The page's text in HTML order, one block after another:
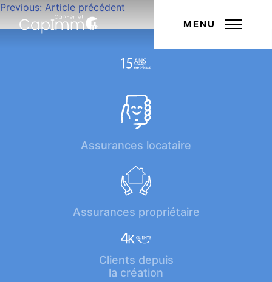
MENU
Navigation
de
Previous: Article précédent
Assurances locataire
Assurances propriétaire
Clients depuis
la création